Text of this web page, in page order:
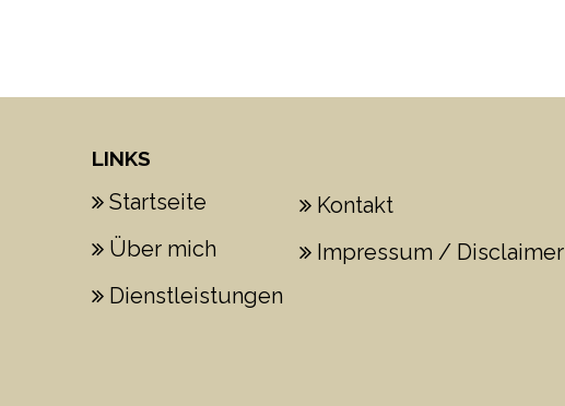
LINKS
Startseite
Über mich
Dienstleistungen
Kontakt
Impressum / Disclaimer